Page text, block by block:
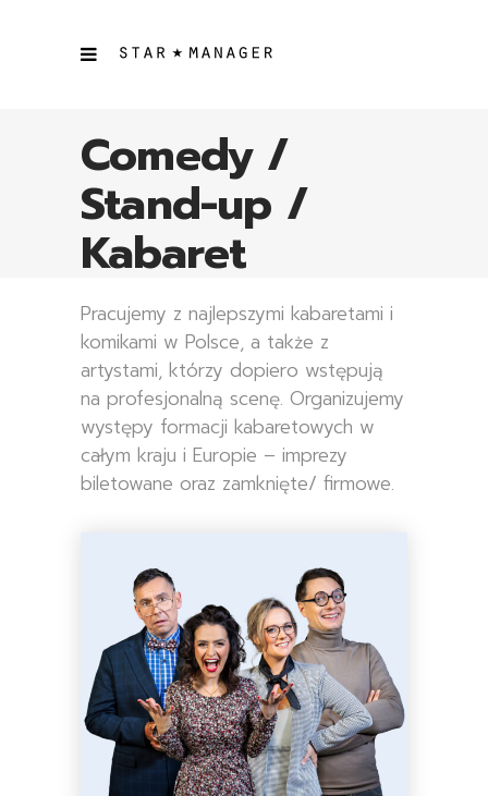
Comedy /
Stand-up /
Kabaret
Pracujemy z najlepszymi kabaretami i
komikami w Polsce, a także z
artystami, którzy dopiero wstępują
na profesjonalną scenę. Organizujemy
występy formacji kabaretowych w
całym kraju i Europie – imprezy
biletowane oraz zamknięte/ firmowe.